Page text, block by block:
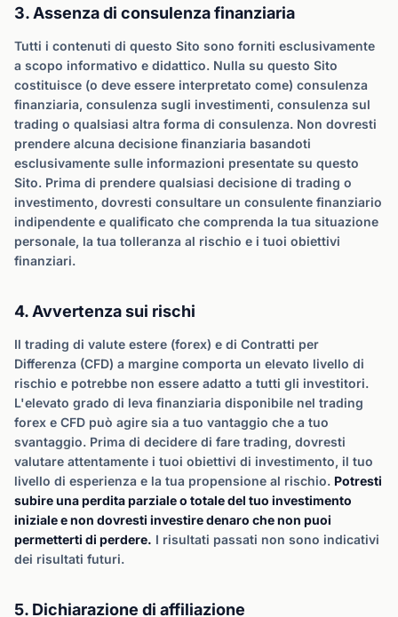
3. Assenza di consulenza finanziaria
Tutti i contenuti di questo Sito sono forniti esclusivamente
a scopo informativo e didattico. Nulla su questo Sito
costituisce (o deve essere interpretato come) consulenza
finanziaria, consulenza sugli investimenti, consulenza sul
trading o qualsiasi altra forma di consulenza. Non dovresti
prendere alcuna decisione finanziaria basandoti
esclusivamente sulle informazioni presentate su questo
Sito. Prima di prendere qualsiasi decisione di trading o
investimento, dovresti consultare un consulente finanziario
indipendente e qualificato che comprenda la tua situazione
personale, la tua tolleranza al rischio e i tuoi obiettivi
finanziari.
4. Avvertenza sui rischi
Il trading di valute estere (forex) e di Contratti per
Differenza (CFD) a margine comporta un elevato livello di
rischio e potrebbe non essere adatto a tutti gli investitori.
L'elevato grado di leva finanziaria disponibile nel trading
forex e CFD può agire sia a tuo vantaggio che a tuo
svantaggio. Prima di decidere di fare trading, dovresti
valutare attentamente i tuoi obiettivi di investimento, il tuo
livello di esperienza e la tua propensione al rischio. Potresti
subire una perdita parziale o totale del tuo investimento
iniziale e non dovresti investire denaro che non puoi
permetterti di perdere. I risultati passati non sono indicativi
dei risultati futuri.
5. Dichiarazione di affiliazione